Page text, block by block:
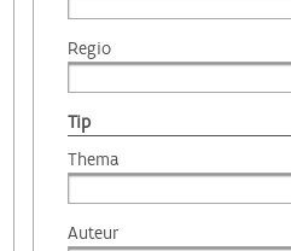
Regio
Tip
Thema
Auteur